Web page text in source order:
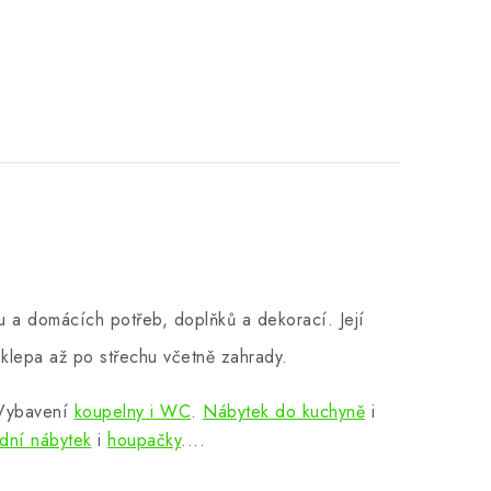
a domácích potřeb, doplňků a dekorací. Její
až po střechu včetně zahrady.
koupelny i WC. Nábytek do kuchyně i
nábytek i houpačky....